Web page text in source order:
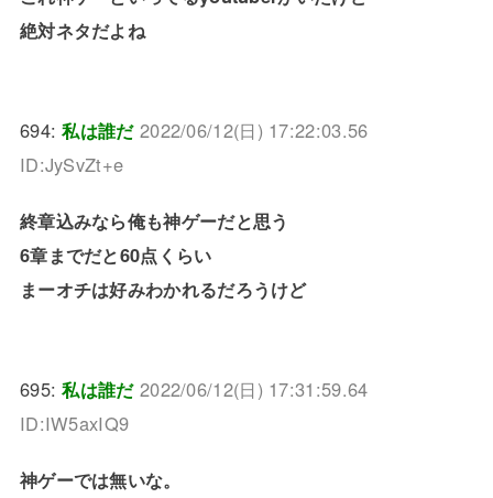
絶対ネタだよね
694:私は誰だ 2022/06/12(日) 17:22:03.56
ID:JySvZt+e
終章込みなら俺も神ゲーだと思う
6章までだと60点くらい
まーオチは好みわかれるだろうけど
695:私は誰だ 2022/06/12(日) 17:31:59.64
ID:IW5axIQ9
神ゲーでは無いな。